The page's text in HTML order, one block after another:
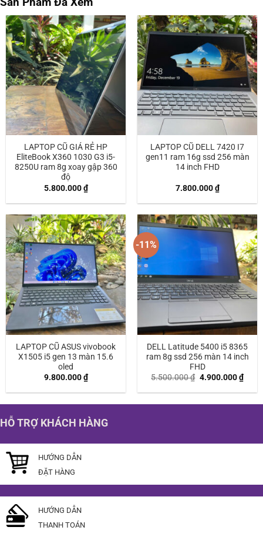
LAPTOP CŨ GIÁ RẺ HP
EliteBook X360 1030 G3 i5-
8250U ram 8g xoay gập 360
độ
5.800.000₫
LAPTOP CŨ DELL 7420 I7
gen11 ram 16g ssd 256 màn
14 inch FHD
7.800.000₫
LAPTOP CŨ ASUS vivobook
X1505 i5 gen 13 màn 15.6
oled
9.800.000₫
-11%
DELL Latitude 5400 i5 8365
ram 8g ssd 256 màn 14 inch
FHD
5.500.000₫ Giá
là:
4.900.000₫Giá
hiện
tại
HỖ TRỢ KHÁCH HÀNG
HƯỚNG DẪN
ĐẶT HÀNG
HƯỚNG DẪN
THANH TOÁN